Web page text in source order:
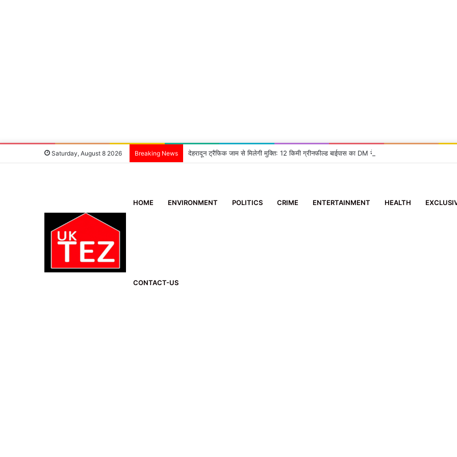
Saturday, August 8 2026 Breaking News देहरादून ट्रैफिक जाम से मिलेगी मुक्ति: 12 किमी ग्रीनफील्ड बाईपास का DM ने किया निरीक्षण, दिए सख्त निर्देश
HOME ENVIRONMENT POLITICS CRIME ENTERTAINMENT HEALTH
CONTACT-US